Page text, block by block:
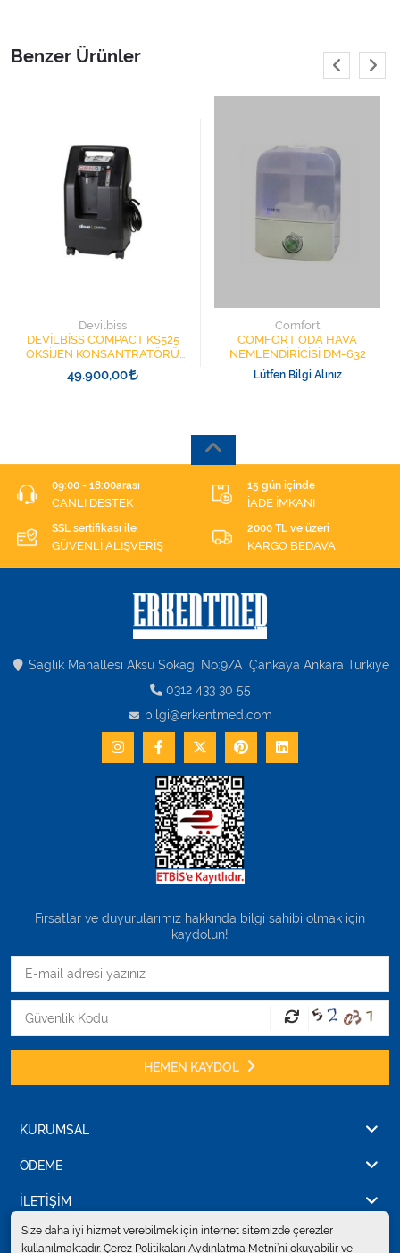
Benzer Ürünler
Devilbiss
DEVİLBİSS COMPACT KS525
OKSİJEN KONSANTRATÖRÜ
DEVILBISS
49.900,00
Comfort
COMFORT ODA HAVA
NEMLENDİRİCİSİ DM-632
Lütfen Bilgi Alınız
09:00 - 18:00arası
CANLI DESTEK
15 gün içinde
İADE İMKANI
SSL sertifikası ile
GÜVENLİ ALIŞVERİŞ
2000 TL ve üzeri
KARGO BEDAVA
Sağlık Mahallesi Aksu Sokağı No:9/A Çankaya Ankara Turkiye
0312 433 30 55
bilgi@erkentmed.com
Fırsatlar ve duyurularımız hakkında bilgi sahibi olmak için
kaydolun!
HEMEN KAYDOL
KURUMSAL
ÖDEME
İLETİŞİM
Size daha iyi hizmet verebilmek için internet sitemizde çerezler
kullanılmaktadır. Çerez Politikaları Aydınlatma Metni’ni okuyabilir ve